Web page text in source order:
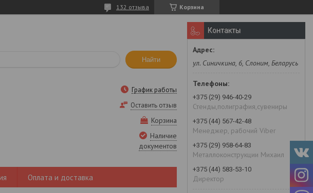
Корзина
132 отзыва
Найти
График работы
Оставить отзыв
Корзина
Наличие
документов
Оплата и доставка
Контакты
ул. Синичкина, 6, Слоним, Беларусь
+375 (29) 946-40-29
Стенды,полиграфия,сувениры
+375 (44) 567-42-48
Менеджер, рабочий Viber
+375 (29) 958-64-83
Металлоконструкции Михаил
+375 (44) 583-53-10
Директор